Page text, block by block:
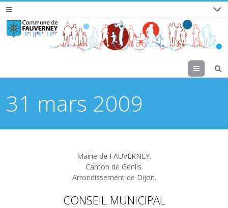
Menu
31 mars 2009
Mairie de FAUVERNEY.
Canton de Genlis.
Arrondissement de Dijon.
CONSEIL MUNICIPAL